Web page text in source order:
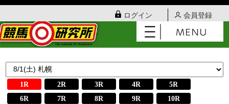
ログイン 会員登録
1R 2R 3R 4R
5R
6R
7R 8R 9R
10R